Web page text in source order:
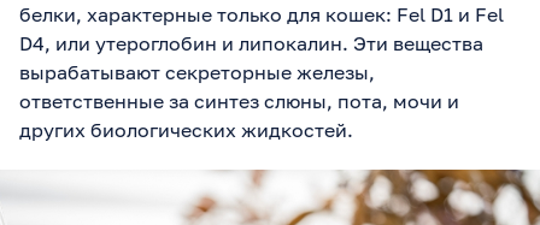
белки, характерные только для кошек: Fel D1 и Fel
D4, или утероглобин и липокалин. Эти вещества
вырабатывают секреторные железы,
ответственные за синтез слюны, пота, мочи и
других биологических жидкостей.